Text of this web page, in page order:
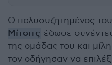
Ο πολυσυζητημένος του
Μίτσιτς έδωσε
της ομάδας του και
τον οδήγησαν να